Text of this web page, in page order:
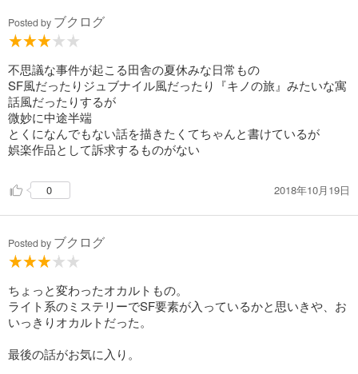
Posted by ブクログ
不思議な事件が起こる田舎の夏休みな日常もの
SF風だったりジュブナイル風だったり『キノの旅』みたいな寓
話風だったりするが
微妙に中途半端
とくになんでもない話を描きたくてちゃんと書けているが
娯楽作品として訴求するものがない
0 2018年10月19日
Posted by ブクログ
ちょっと変わったオカルトもの。
ライト系のミステリーでSF要素が入っているかと思いきや、お
いっきりオカルトだった。
最後の話がお気に入り。